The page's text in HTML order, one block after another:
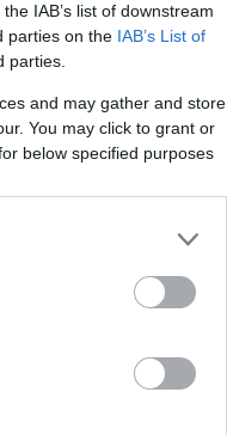
IAB’s list of downstream
parties on the IAB’s List of
parties.
and may gather and store
You may click to grant or
below specified purposes
nem
helyzettel
kormányzati